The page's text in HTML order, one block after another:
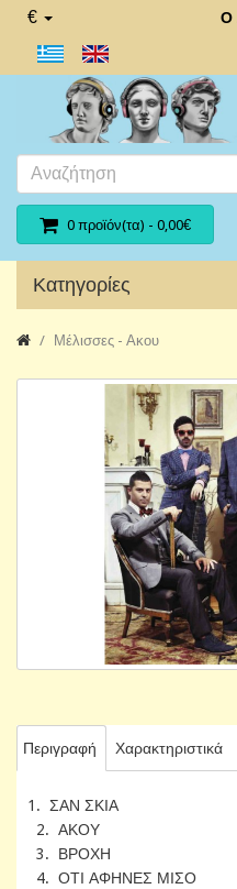
€ Ο
0 προϊόν(τα) - 0,00€
Κατηγορίες
Μέλισσες - Ακου
Περιγραφή Χαρακτηριστικά
1. ΣΑΝ ΣΚΙΑ
2. ΑΚΟΥ
3. ΒΡΟΧΗ
4. ΟΤΙ ΑΦΗΝΕΣ ΜΙΣΟ